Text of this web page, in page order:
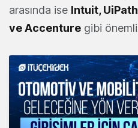
arasında ise Intuit,
ve Accenture gibi